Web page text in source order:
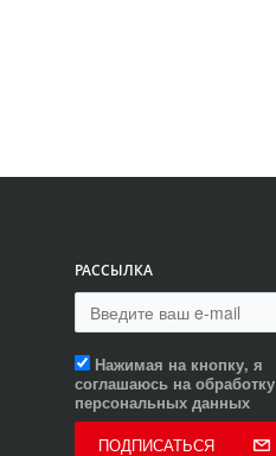
РАССЫЛКА
Нажимая на кнопку, я
соглашаюсь на обработку
персональных данных
ПОДПИСАТЬСЯ